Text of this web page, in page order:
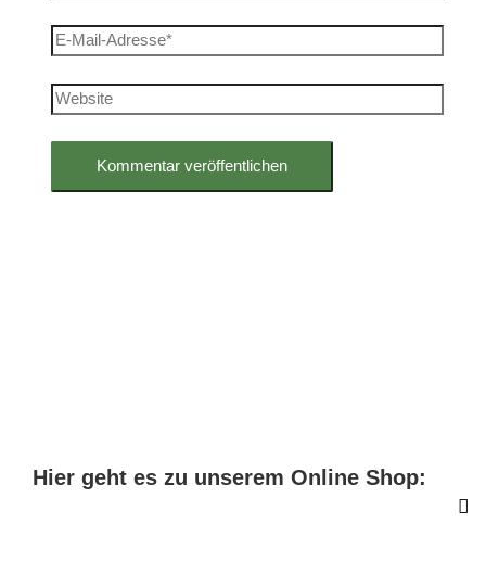
E-
Mail-
Adresse*
Website
Hier geht es zu unserem Online Shop: